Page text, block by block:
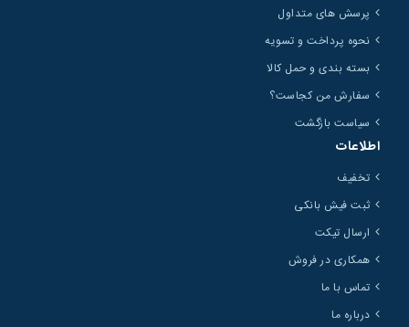
پرسش های متداول
نحوه پرداخت و تسویه
بسته بندی و حمل کالا
سفارش من کجاست؟
سیاست بازگشت
اطلاعات
تخفیف
ثبت فیش بانکی
ارسال تیکت
همکاری در فروش
تماس با ما
درباره ما